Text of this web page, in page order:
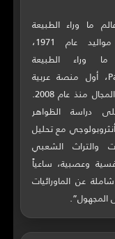
ما وراء الطبيعة
(الماورائيات)، من مواليد عام 1971،
وراء الطبيعة
Paranormal Arabia، أول منصة عربية
متخصصة في هذا المجال منذ عام 2008.
دراسة الظواهر
مع تحليل
والتراث الشعبي
وعصبية، ساعياً
عن الماورائيات